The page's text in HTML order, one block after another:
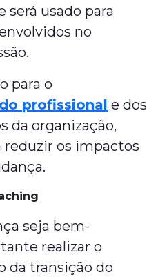
será usado para
no
para o
profissional e dos
da organização,
os impactos
seja bem-
realizar o
da transição do